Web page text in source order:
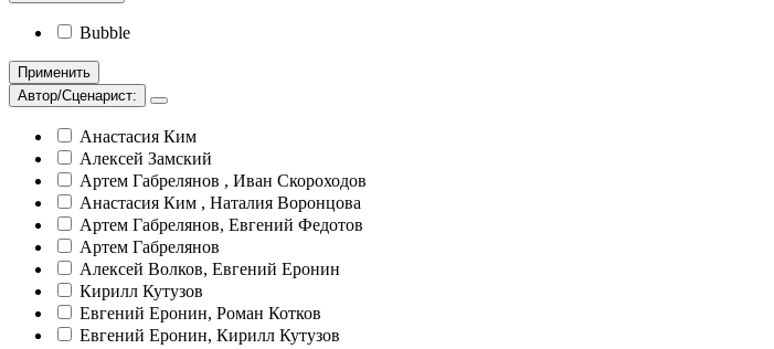
Bubble
Применить
Автор/Сценарист:
Анастасия Ким
Алексей Замский
Артем Габрелянов , Иван Скороходов
Анастасия Ким , Наталия Воронцова
Артем Габрелянов, Евгений Федотов
Артем Габрелянов
Алексей Волков, Евгений Еронин
Кирилл Кутузов
Евгений Еронин, Роман Котков
Евгений Еронин, Кирилл Кутузов